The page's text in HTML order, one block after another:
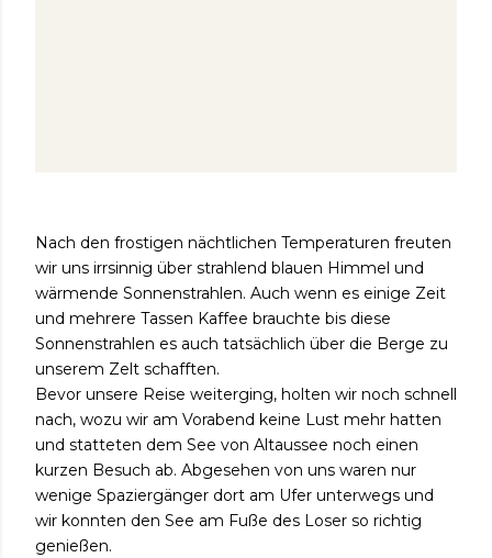
Nach den frostigen nächtlichen Temperaturen freuten
wir uns irrsinnig über strahlend blauen Himmel und
wärmende Sonnenstrahlen. Auch wenn es einige Zeit
und mehrere Tassen Kaffee brauchte bis diese
Sonnenstrahlen es auch tatsächlich über die Berge zu
unserem Zelt schafften.
Bevor unsere Reise weiterging, holten wir noch schnell
nach, wozu wir am Vorabend keine Lust mehr hatten
und statteten dem See von Altaussee noch einen
kurzen Besuch ab. Abgesehen von uns waren nur
wenige Spaziergänger dort am Ufer unterwegs und
wir konnten den See am Fuße des Loser so richtig
genießen.